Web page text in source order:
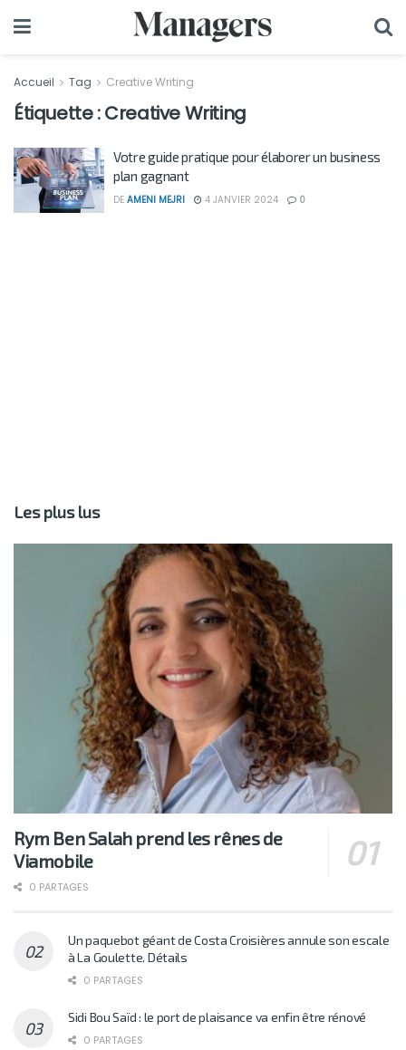
Accueil Tag Creative Writing
Étiquette :Creative Writing
Votre guide pratique pour élaborer un business
plan gagnant
DE AMENI MEJRI 4 JANVIER 2024 0
Les plus lus
Rym Ben Salah prend les rênes de
Viamobile
0 PARTAGES
Un paquebot géant de Costa Croisières annule son escale
à La Goulette. Détails
0 PARTAGES
Sidi Bou Saïd : le port de plaisance va enfin être rénové
0 PARTAGES